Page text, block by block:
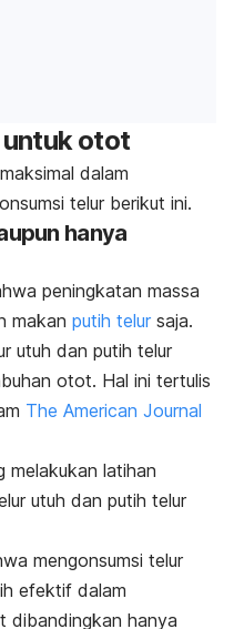
untuk otot
dalam
telur berikut ini.
hanya
peningkatan massa
makan putih telur saja.
utuh dan putih telur
otot. Hal ini tertulis
The American Journal
melakukan latihan
utuh dan putih telur
mengonsumsi telur
efektif dalam
dibandingkan hanya